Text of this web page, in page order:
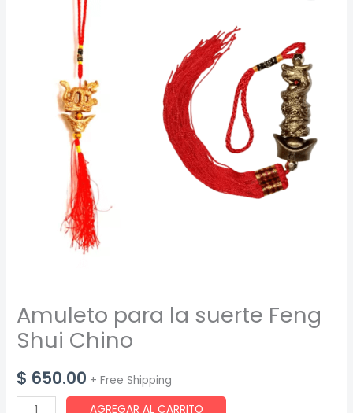
Amuleto para la suerte Feng
Shui Chino
$ 650.00 + Free Shipping
Amuleto
AGREGAR AL CARRITO